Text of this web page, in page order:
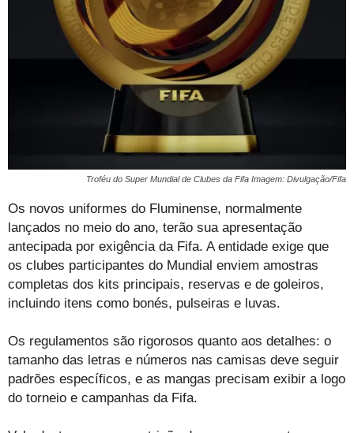
Troféu do Super Mundial de Clubes da Fifa Imagem: Divulgação/Fifa
Os novos uniformes do Fluminense, normalmente
lançados no meio do ano, terão sua apresentação
antecipada por exigência da Fifa. A entidade exige que
os clubes participantes do Mundial enviem amostras
completas dos kits principais, reservas e de goleiros,
incluindo itens como bonés, pulseiras e luvas.
Os regulamentos são rigorosos quanto aos detalhes: o
tamanho das letras e números nas camisas deve seguir
padrões específicos, e as mangas precisam exibir a logo
do torneio e campanhas da Fifa.